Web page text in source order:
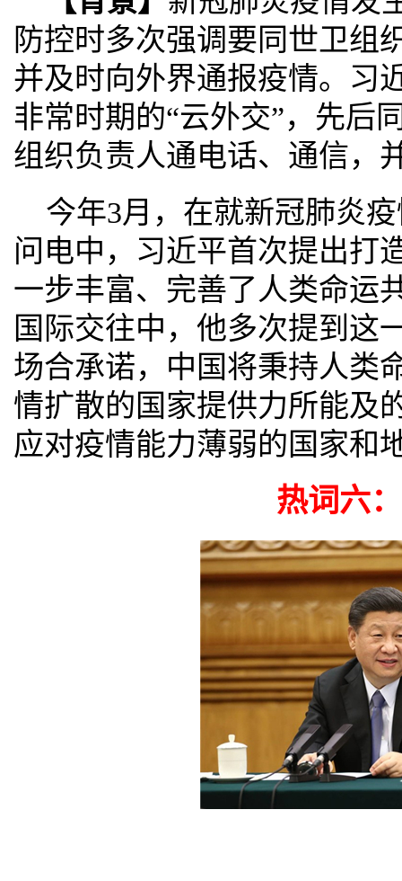
防控时多次强调要同世卫组
并及时向外界通报疫情。习
非常时期的“云外交”，先后
组织负责人通电话、通信，
今年3月，在就新冠肺炎
问电中，习近平首次提出打
一步丰富、完善了人类命运
国际交往中，他多次提到这
场合承诺，中国将秉持人类
情扩散的国家提供力所能及
应对疫情能力薄弱的国家和
热词六